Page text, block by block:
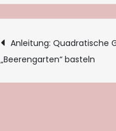
Anleitung: Quadratische
„Beerengarten“ basteln